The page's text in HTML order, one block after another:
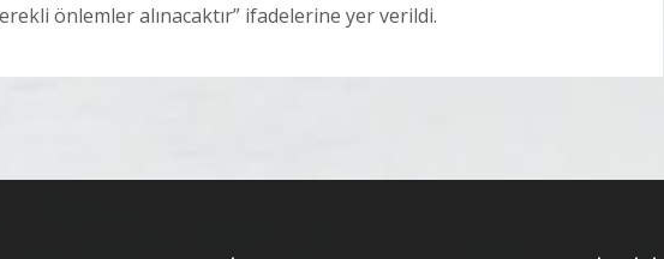
önlemler alınacaktır” ifadelerine yer verildi.